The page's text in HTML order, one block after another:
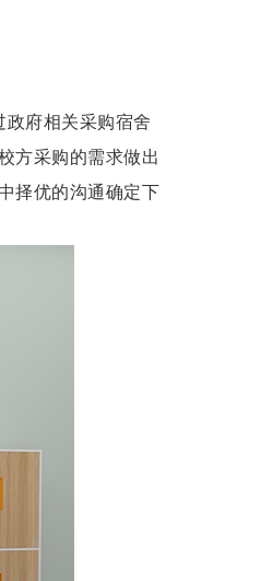
政府相关采购宿舍
方采购的需求做出
择优的沟通确定下